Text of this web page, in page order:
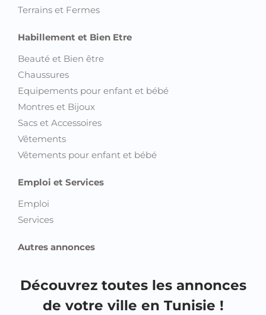
Terrains et Fermes
Habillement et Bien Etre
Beauté et Bien être
Chaussures
Equipements pour enfant et bébé
Montres et Bijoux
Sacs et Accessoires
Vêtements
Vêtements pour enfant et bébé
Emploi et Services
Emploi
Services
Autres annonces
Découvrez toutes les annonces
de votre ville en Tunisie !